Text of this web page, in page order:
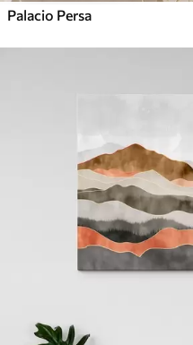
Palacio Persa